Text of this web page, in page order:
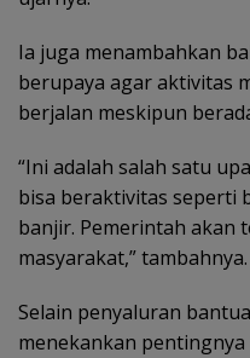
Ia juga menambahkan
berupaya agar aktivitas
berjalan meskipun
“Ini adalah salah satu
bisa beraktivitas seperti
banjir. Pemerintah akan
masyarakat,” tambahnya.
Selain penyaluran
menekankan